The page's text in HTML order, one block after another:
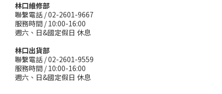
林口維修部
聯繫電話 / 02-2601-9667
服務時間 / 10:00-16:00
週六、日&國定假日 休息
林口出貨部
聯繫電話 / 02-2601-9559
服務時間 / 10:00-16:00
週六、日&國定假日 休息